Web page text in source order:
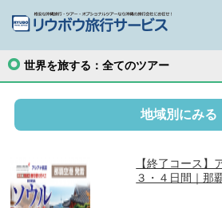
世界を旅する：全てのツアー
地域別にみる
【終了コース
３・４日間｜那